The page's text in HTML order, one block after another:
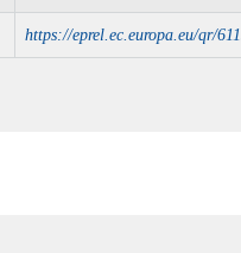
https://eprel.ec.europa.eu/qr/